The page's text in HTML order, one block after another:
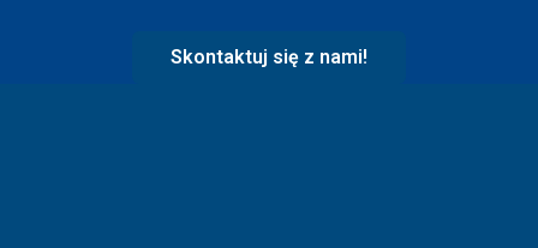
Skontaktuj się z nami!